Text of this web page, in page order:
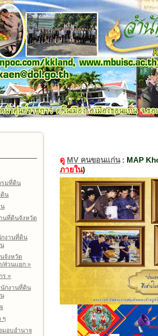
รมที่ดิน
น
นที่ดินจังหวัด
กงานที่ดิน
จังหวัด
/ส่วนแยก »
ร »
นักงานที่ดิน
ๆ
มอบอำนาจ
ดู MV คนขอนแก่น: MAP
ภายใน)